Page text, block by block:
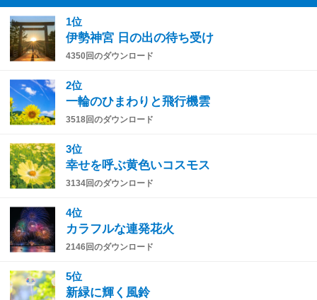
1位
伊勢神宮 日の出の待ち受け
4350回のダウンロード
2位
一輪のひまわりと飛行機雲
3518回のダウンロード
3位
幸せを呼ぶ黄色いコスモス
3134回のダウンロード
4位
カラフルな連発花火
2146回のダウンロード
5位
新緑に輝く風鈴